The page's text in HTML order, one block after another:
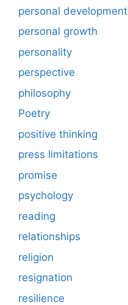
personal development
personal growth
personality
perspective
philosophy
Poetry
positive thinking
press limitations
promise
psychology
reading
relationships
religion
resignation
resilience